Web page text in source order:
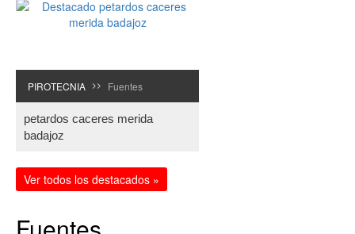
PIROTECNIA >> Fuentes
petardos caceres merida
badajoz
Ver todos los destacados »